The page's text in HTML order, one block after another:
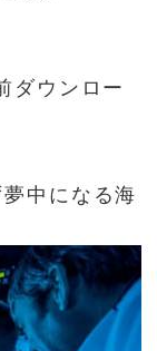
ダウンロー
中になる海